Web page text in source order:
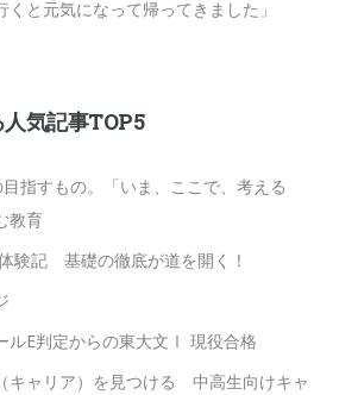
くと元気になって帰ってきました」
気記事TOP5
目指すもの。「いま、ここで、考える
教育
験記 基礎の徹底が道を開く！
ルE判定からの東大文Ⅰ 現役合格
キャリア）を見つける 中高生向けキャ